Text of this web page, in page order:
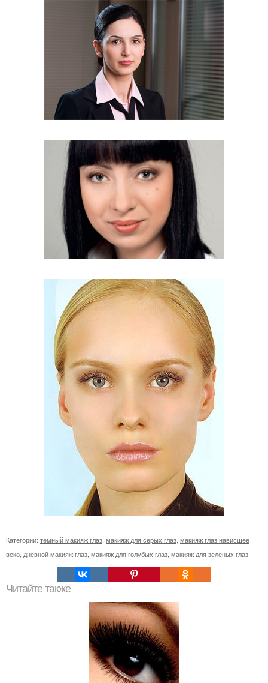
Категории: темный макияж глаз, макияж для серых глаз, макияж глаз нависшее
веко, дневной макияж глаз, макияж для голубых глаз, макияж для зеленых глаз
Читайте также